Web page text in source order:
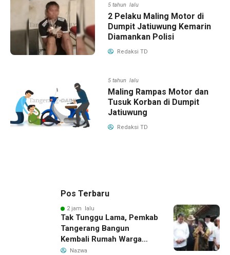
5 tahun lalu
2 Pelaku Maling Motor di
Dumpit Jatiuwung Kemarin
Diamankan Polisi
Redaksi TD
5 tahun lalu
Maling Rampas Motor dan
Tusuk Korban di Dumpit
Jatiuwung
Redaksi TD
Pos Terbaru
2 jam lalu
Tak Tunggu Lama, Pemkab
Tangerang Bangun
Kembali Rumah Warga
yang Roboh Akibat Puting
Nazwa